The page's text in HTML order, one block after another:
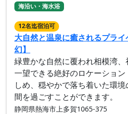
海沿い・海水浴
12名迄宿泊可
大自然と温泉に癒されるプラ
幻】
緑豊かな自然に覆われ相模湾
一望できる絶好のロケーショ
しめ、穏やかで落ち着いた環
間を過ごすことができます。
静岡県熱海市上多賀1065-375